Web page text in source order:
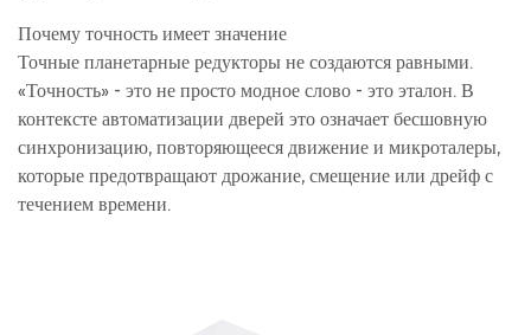
Почему точность имеет значение
Точные планетарные редукторы не создаются равными.
«Точность» - это не просто модное слово - это эталон. В
контексте автоматизации дверей это означает бесшовную
синхронизацию, повторяющееся движение и микроталеры,
которые предотвращают дрожание, смещение или дрейф с
течением времени.